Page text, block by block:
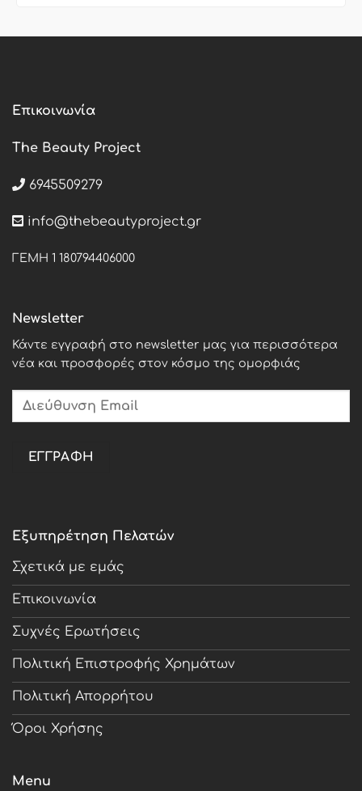
Επικοινωνία
The Beauty Project
6945509279
info@thebeautyproject.gr
ΓΕΜΗ 1 180794406000
Εξυπηρέτηση Πελατών
Σχετικά με εμάς
Επικοινωνία
Συχνές Ερωτήσεις
Πολιτική Επιστροφής Χρημάτων
Πολιτική Απορρήτου
Όροι Χρήσης
Menu
Newsletter
Κάντε εγγραφή στο newsletter μας για περισσότερα
νέα και προσφορές στον κόσμο της ομορφιάς